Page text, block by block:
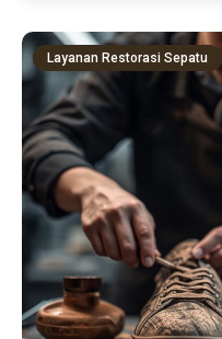
Layanan Restorasi Sepatu